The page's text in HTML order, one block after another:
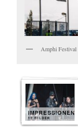
Amphi Festival
IMPRESSIONEN
12 BILDER